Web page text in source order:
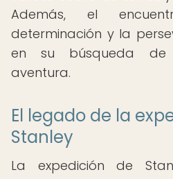
Además, el
determinación y la
en su búsqueda de
aventura.
El legado de la
Stanley
La expedición de